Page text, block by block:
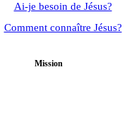
Ai-je besoin de Jésus?
Comment connaître Jésus?
Mission